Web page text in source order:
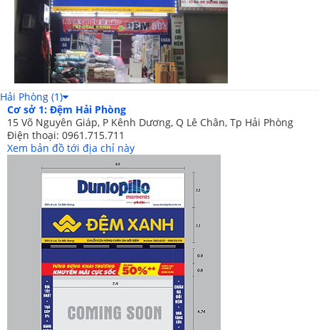
Hải Phòng (1)
Cơ sở 1: Đệm Hải Phòng
15 Võ Nguyên Giáp, P Kênh Dương, Q Lê Chân, Tp Hải Phòng
Điện thoại: 0961.715.711
Xem bản đồ tới địa chỉ này